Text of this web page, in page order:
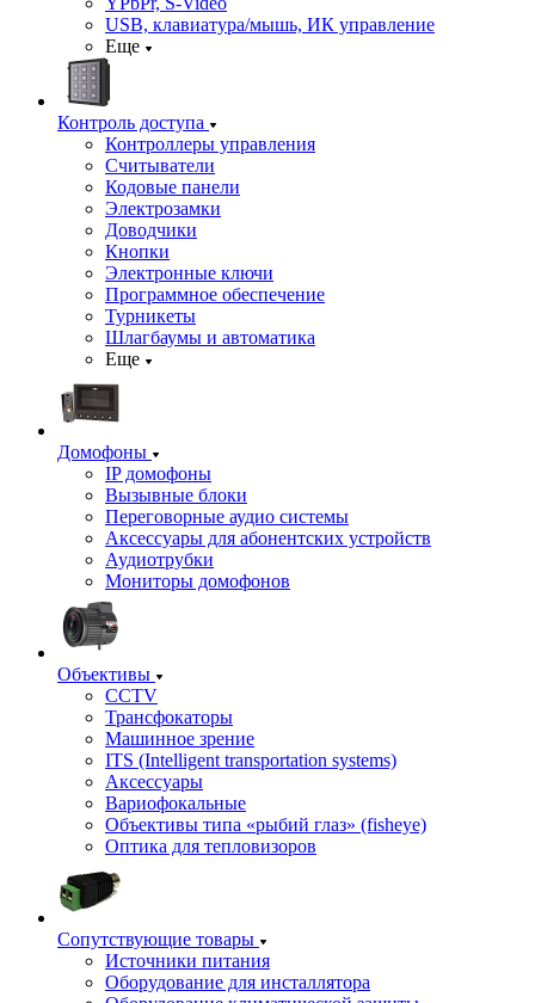
USB, клавиатура/мышь, ИК управление
Еще
Контроль доступа
Контроллеры управления
Считыватели
Кодовые панели
Электрозамки
Доводчики
Кнопки
Электронные ключи
Программное обеспечение
Турникеты
Шлагбаумы и автоматика
Еще
Домофоны
IP домофоны
Вызывные блоки
Переговорные аудио системы
Аксессуары для абонентских устройств
Аудиотрубки
Мониторы домофонов
Объективы
CCTV
Трансфокаторы
Машинное зрение
ITS (Intelligent transportation systems)
Аксессуары
Вариофокальные
Объективы типа «рыбий глаз» (fisheye)
Оптика для тепловизоров
Сопутствующие товары
Источники питания
Оборудование для инсталлятора